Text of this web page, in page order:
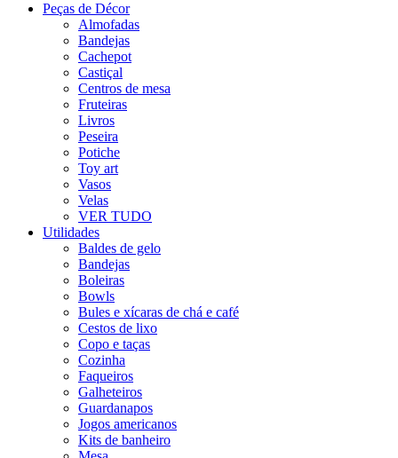
Peças de Décor
Almofadas
Bandejas
Cachepot
Castiçal
Centros de mesa
Fruteiras
Livros
Peseira
Potiche
Toy art
Vasos
Velas
VER TUDO
Utilidades
Baldes de gelo
Bandejas
Boleiras
Bowls
Bules e xícaras de chá e café
Cestos de lixo
Copo e taças
Cozinha
Faqueiros
Galheteiros
Guardanapos
Jogos americanos
Kits de banheiro